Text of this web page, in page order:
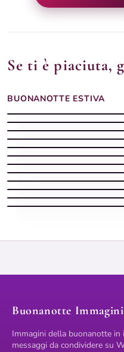
Se ti è piaciuta,
BUONANOTTE ESTIVA
Buonanotte Estiva silenziosa
Buonanotte estiva
Buonanotte estiva con il mare
Buonanotte estiva con luna
Buonanotte estiva
Buonanotte calda
Buonanotte estiva con luna
Buonanotte estiva
Spiaggia notturno d'estate —
Buonanotte estiva con barca
Buonanotte estiva con luna
Buonanotte Immagini
Immagini della buonanotte in
messaggi da condividere su